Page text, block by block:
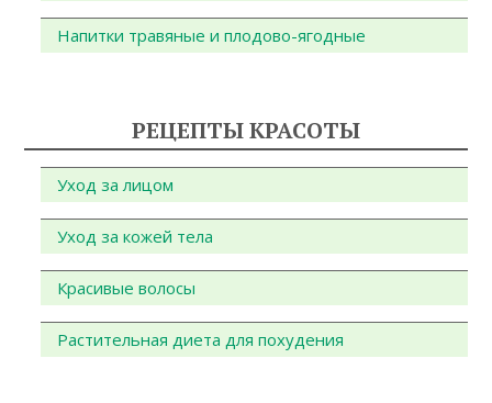
Напитки травяные и плодово-ягодные
РЕЦЕПТЫ КРАСОТЫ
Уход за лицом
Уход за кожей тела
Красивые волосы
Растительная диета для похудения